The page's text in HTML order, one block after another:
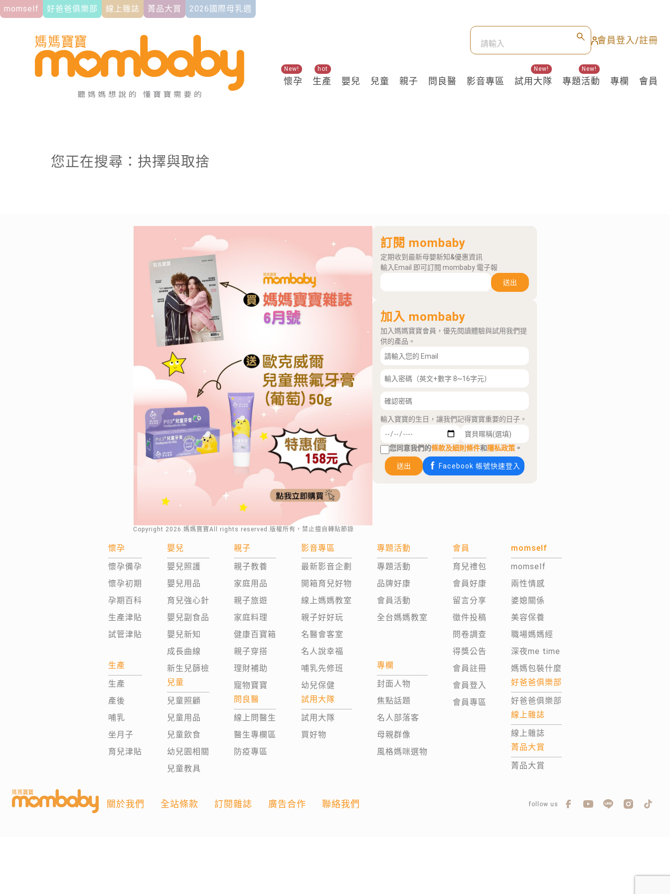
momself 好爸爸俱樂部 線上雜誌 菁品大賞 2026國際母乳週
會員登入/註冊
懷孕
New!
生產
hot
嬰兒 兒童 親子 問良醫 影音專區 試用大隊
New!
專題活動
New!
專欄 會員
關鍵熱搜
您正在搜尋：抉擇與取捨
Copyright 2026 .媽媽寶寶All rights reserved.版權所有，禁止擅自轉貼節錄
訂閱 mombaby
定期收到最新母嬰新知&優惠資訊
輸入Email 即可訂閱 mombaby 電子報
送出
加入 mombaby
加入媽媽寶寶會員，優先閱讀體驗與試用我們提
供的產品。
輸入寶寶的生日，讓我們記得寶寶重要的日子。
您同意我們的條款及細則條件和隱私政策 。
送出 Facebook 帳號快速登入
懷孕
懷孕備孕
懷孕初期
孕期百科
生產津貼
試管津貼
生產
生產
產後
哺乳
坐月子
育兒津貼
嬰兒
嬰兒照護
嬰兒用品
育兒強心針
嬰兒副食品
嬰兒新知
成長曲線
新生兒篩檢
兒童
兒童照顧
兒童用品
兒童飲食
幼兒園相關
兒童教具
親子
親子教養
家庭用品
親子旅遊
家庭料理
健康百寶箱
親子穿搭
理財補助
寵物寶寶
問良醫
線上問醫生
醫生專欄區
防疫專區
影音專區
最新影音企劃
開箱育兒好物
線上媽媽教室
親子好好玩
名醫會客室
名人說幸福
哺乳先修班
幼兒保健
試用大隊
試用大隊
買好物
專題活動
專題活動
品牌好康
會員活動
全台媽媽教室
專欄
封面人物
焦點話題
名人部落客
母親群像
風格媽咪選物
會員
育兒禮包
會員好康
留言分享
徵件投稿
問卷調查
得獎公告
會員註冊
會員登入
會員專區
momself
momself
兩性情感
婆媳關係
美容保養
職場媽媽經
深夜me time
媽媽包裝什麼
好爸爸俱樂部
好爸爸俱樂部
線上雜誌
線上雜誌
菁品大賞
菁品大賞
關於我們 全站條款 訂閱雜誌 廣告合作 聯絡我們 follow us